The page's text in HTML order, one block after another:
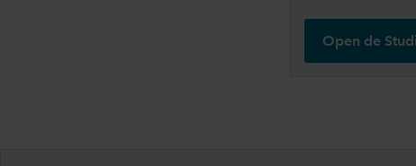
Open de